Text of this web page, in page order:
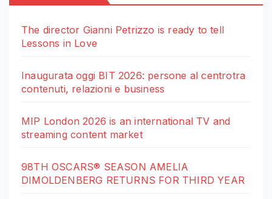
The director Gianni Petrizzo is ready to tell
Lessons in Love
Inaugurata oggi BIT 2026: persone al centrotra
contenuti, relazioni e business
MIP London 2026 is an international TV and
streaming content market
98TH OSCARS® SEASON AMELIA
DIMOLDENBERG RETURNS FOR THIRD YEAR